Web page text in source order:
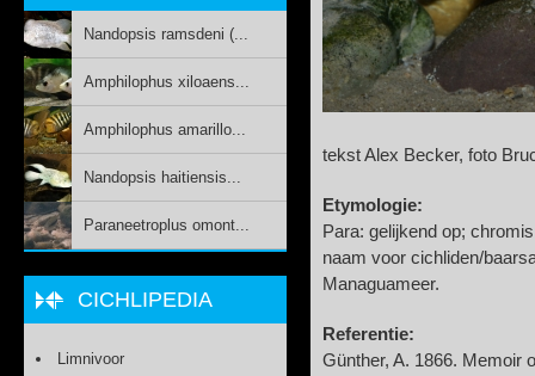
tekst Alex Becker, foto
Etymologie:
Para: gelijkend op;
naam voor cichliden/
Managuameer.
Referentie:
Günther, A. 1866. Memoir
Nandopsis ramsdeni (...
Amphilophus xiloaens...
Amphilophus amarillo...
Nandopsis haitiensis...
Paraneetroplus omont...
CICHLIPEDIA
Limnivoor